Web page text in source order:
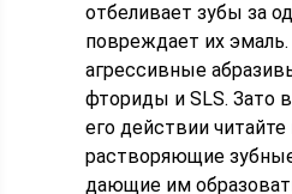
отбеливает зубы за
повреждает их
агрессивные
фториды и SLS. Зато
его действии
растворяющие
дающие им